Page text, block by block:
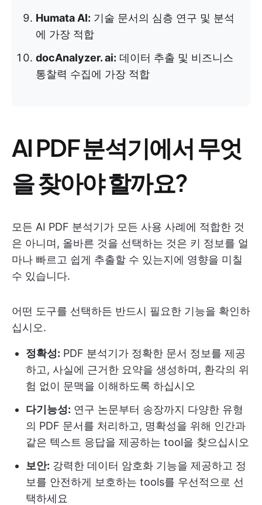
Humata AI: 기술 문서의 심층 연구 및 분석
에 가장 적합
docAnalyzer. ai: 데이터 추출 및 비즈니스
통찰력 수집에 가장 적합
AI PDF 분석기에서 무엇
을 찾아야 할까요?
모든 AI PDF 분석기가 모든 사용 사례에 적합한 것
은 아니며, 올바른 것을 선택하는 것은 키 정보를 얼
마나 빠르고 쉽게 추출할 수 있는지에 영향을 미칠
수 있습니다.
어떤 도구를 선택하든 반드시 필요한 기능을 확인하
십시오.
정확성: PDF 분석기가 정확한 문서 정보를 제공
하고, 사실에 근거한 요약을 생성하며, 환각의 위
험 없이 문맥을 이해하도록 하십시오
다기능성: 연구 논문부터 송장까지 다양한 유형
의 PDF 문서를 처리하고, 명확성을 위해 인간과
같은 텍스트 응답을 제공하는 tool을 찾으십시오
보안: 강력한 데이터 암호화 기능을 제공하고 정
보를 안전하게 보호하는 tools를 우선적으로 선
택하세요